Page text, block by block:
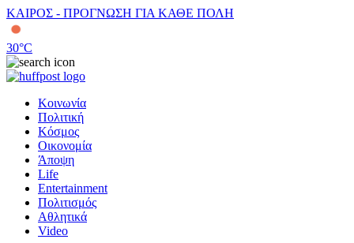
ΚΑΙΡΟΣ - ΠΡΟΓΝΩΣΗ ΓΙΑ ΚΑΘΕ ΠΟΛΗ
30°C
Κοινωνία
Πολιτική
Κόσμος
Οικονομία
Άποψη
Life
Entertainment
Πολιτισμός
Αθλητικά
Video